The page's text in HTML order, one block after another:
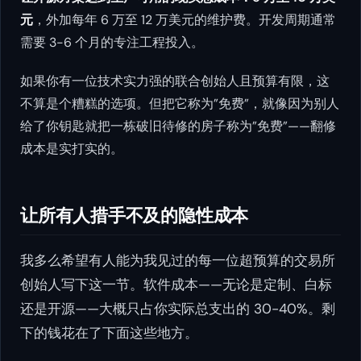
元 ，外加每年 6 万至 12 万美元的维护费。开发周期通常
需要 3-6 个月的专注工程投入。
如果你有一位技术实力强的联合创始人且预算有限，这
不算是个糟糕的选项。但把它称为”免费”，就像因为别人
给了你钥匙就把一栋破旧待修的房子称为”免费”——翻修
成本是实打实的。
让所有人措手不及的隐性成本
我多么希望有人能为我见过的每一位超预算的交易所
创始人写下这一节。软件成本——无论是定制、白标
还是开源——大概只占你实际总支出的 30-40%。剩
下的钱花在了下面这些地方。